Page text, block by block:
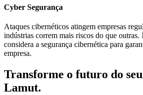
Cyber Segurança
Ataques cibernéticos atingem empresas
indústrias correm mais riscos do que outras.
considera a segurança cibernética para
empresa.
Transforme o futuro do
Lamut.